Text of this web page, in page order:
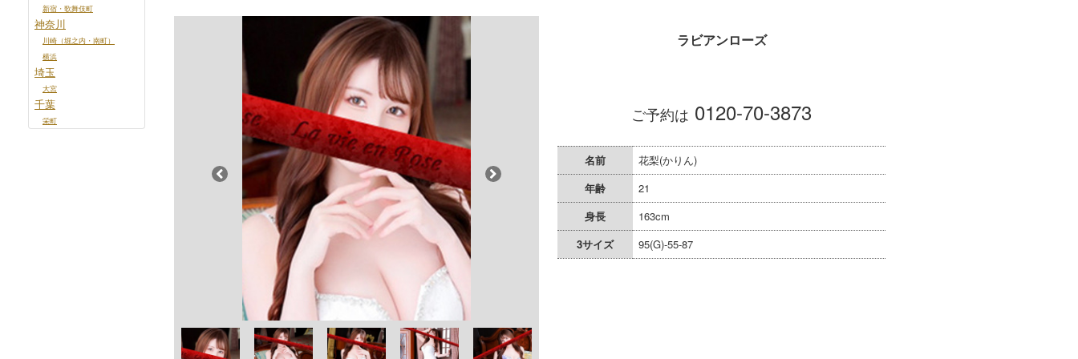
新宿・歌舞伎町
神奈川
川崎（堀之内・南町）
横浜
埼玉
大宮
千葉
栄町
ラビアンローズ
ご予約は 0120-70-3873
名前
花梨(かりん)
年齢
21
身長
163cm
3サイズ
95(G)-55-87